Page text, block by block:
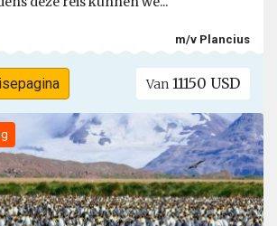
m/v Plancius
Van 11150 USD